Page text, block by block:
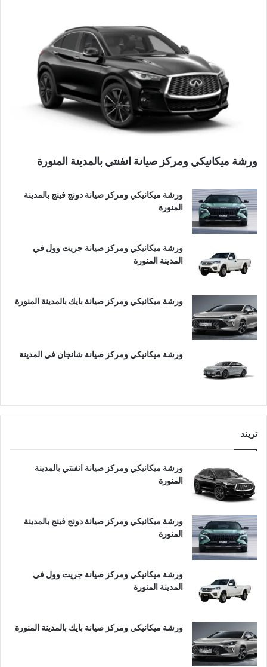
ورشة ميكانيكي ومركز صيانة انفنتي بالمدينة المنورة
ورشة ميكانيكي ومركز صيانة دونج فينج بالمدينة
المنورة
ورشة ميكانيكي ومركز صيانة جريت وول في
المدينة المنورة
ورشة ميكانيكي ومركز صيانة بايك بالمدينة المنورة
ورشة ميكانيكي ومركز صيانة شانجان في المدينة
تريند
ورشة ميكانيكي ومركز صيانة انفنتي بالمدينة
المنورة
ورشة ميكانيكي ومركز صيانة دونج فينج بالمدينة
المنورة
ورشة ميكانيكي ومركز صيانة جريت وول في
المدينة المنورة
ورشة ميكانيكي ومركز صيانة بايك بالمدينة المنورة